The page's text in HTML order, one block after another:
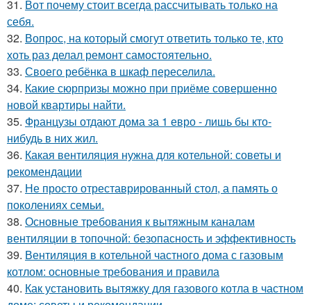
31. Вот почему стоит всегда рассчитывать только на
себя.
32. Вопрос, на который смогут ответить только те, кто
хоть раз делал ремонт самостоятельно.
33. Своего ребёнка в шкаф переселила.
34. Какие сюрпризы можно при приёме совершенно
новой квартиры найти.
35. Французы отдают дома за 1 евро - лишь бы кто-
нибудь в них жил.
36. Какая вентиляция нужна для котельной: советы и
рекомендации
37. Не просто отреставрированный стол, а память о
поколениях семьи.
38. Основные требования к вытяжным каналам
вентиляции в топочной: безопасность и эффективность
39. Вентиляция в котельной частного дома с газовым
котлом: основные требования и правила
40. Как установить вытяжку для газового котла в частном